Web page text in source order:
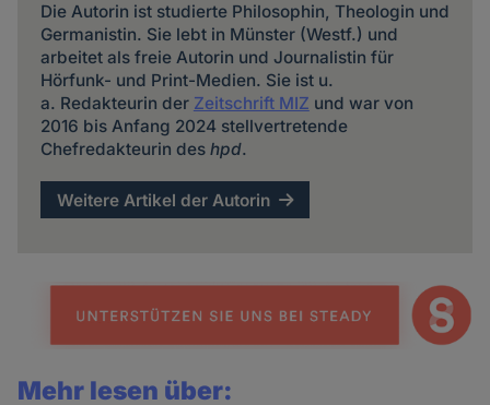
Die Autorin ist studierte Philosophin, Theologin und
Germanistin. Sie lebt in Münster (Westf.) und
arbeitet als freie Autorin und Journalistin für
Hörfunk- und Print-Medien. Sie ist u.
a. Redakteurin der Zeitschrift MIZ und war von
2016 bis Anfang 2024 stellvertretende
Chefredakteurin des hpd.
Weitere Artikel der Autorin
Mehr lesen über: